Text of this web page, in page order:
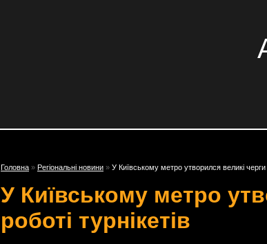
Головна » Регіональні новини » У Київському метро утворился великі черги
У Київському метро
роботі турнікетів